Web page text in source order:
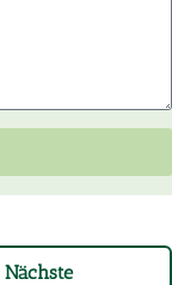
Nächste